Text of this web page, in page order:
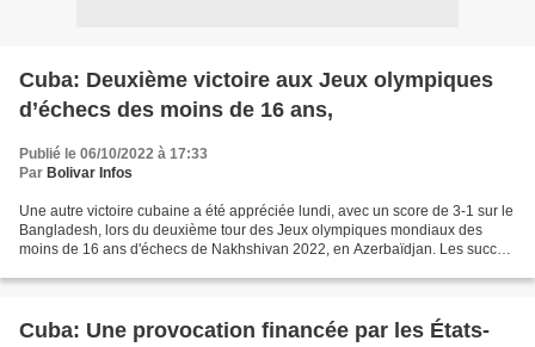
Cuba: Deuxième victoire aux Jeux olympiques
d’échecs des moins de 16 ans,
Publié le 06/10/2022 à 17:33
Par Bolivar Infos
Une autre victoire cubaine a été appréciée lundi, avec un score de 3-1 sur le
Bangladesh, lors du deuxième tour des Jeux olympiques mondiaux des
moins de 16 ans d'échecs de Nakhshivan 2022, en Azerbaïdjan. Les succès
Cuba: Une provocation financée par les États-